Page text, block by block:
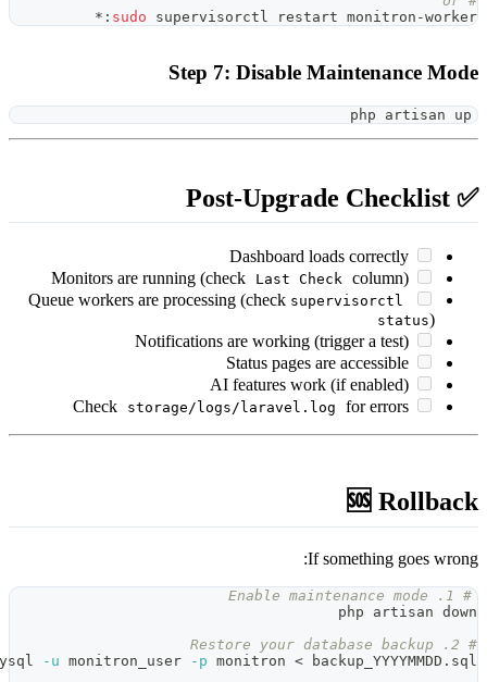
sudo supervisorctl restart
Step 7: Disable
Dashboard
Monitors are running (check Last
Queue workers are processing (check
Notifications are working
Status pages
AI features work
Check storage/logs/laravel.log
If
mysql -u monitron_user -p monitron <